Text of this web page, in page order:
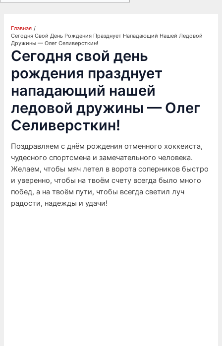
Главная
Сегодня Свой День Рождения Празднует Нападающий Нашей Ледовой
Дружины — Олег Селиверсткин!
Сегодня свой день
рождения празднует
нападающий нашей
ледовой дружины — Олег
Селиверсткин!
Поздравляем с днём рождения отменного хоккеиста,
чудесного спортсмена и замечательного человека.
Желаем, чтобы мяч летел в ворота соперников быстро
и уверенно, чтобы на твоём счету всегда было много
побед, а на твоём пути, чтобы всегда светил луч
радости, надежды и удачи!